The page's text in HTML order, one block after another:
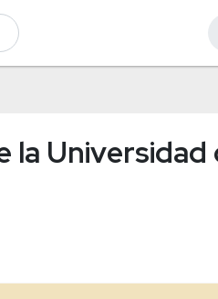
la Universidad